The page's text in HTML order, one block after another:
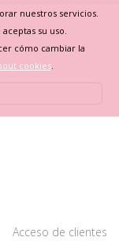
nuestros servicios.
su uso.
cómo cambiar la
cookies.
Acceso de clientes